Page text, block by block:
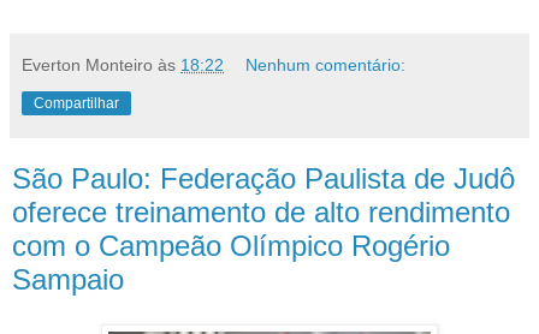
Everton Monteiro às 18:22 Nenhum comentário:
Compartilhar
São Paulo: Federação Paulista de Judô
oferece treinamento de alto rendimento
com o Campeão Olímpico Rogério
Sampaio